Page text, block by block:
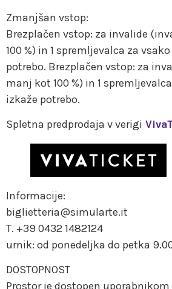
Zmanjšan vstop:
Brezplačen vstop: za invalide
100 %) in 1 spremljevalca za
potrebo. Brezplačen vstop: za
manj kot 100 %) in 1
izkaže potrebo.
Spletna predprodaja v verigi
Informacije:
biglietteria@simularte.it
T. +39 0432 1482124
urnik: od ponedeljka do petka
DOSTOPNOST
Prostor je dostopen